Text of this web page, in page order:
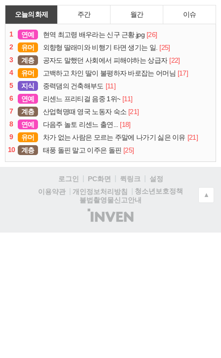
오늘의 화제 주간 월간 이슈
1 연예 현역 최고령 배우라는 신구 근황.jpg [26]
2
유머 외향형 딸래미와 비행기 타면 생기는 일. [25]
3
계층 공자도 말했던 사회에서 피해야하는 상급자 [22]
4
유머 고백하고 차인 딸이 불평하자 바로잡는 어머님 [17]
5
지식 중력댐의 건축해부도 [11]
6
연예 리센느 프리티걸 음중 1위~ [11]
7
계층 산업혁명때 영국 노동자 숙소 [21]
8
연예 다음주 놀토 리센느 출연... [18]
9
유머 차가 없는 사람은 모르는 주말에 나가기 싫은 이유 [21]
10
계층 태풍 돌핀 말고 이주은 돌핀 [25]
로그인 PC화면 퀵링크
설정
이용약관
개인정보처리방침
청소년보호정책
불법촬영물신고안내
(주)
인
▲